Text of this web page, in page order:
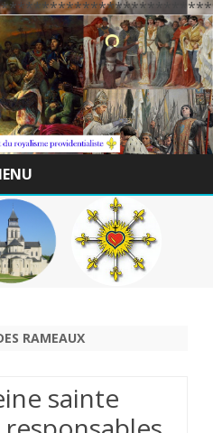
Skip
to
content
RAMEAUX
sainte